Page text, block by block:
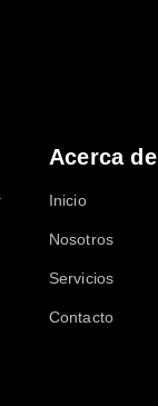
Acerca de
Inicio
Nosotros
Servicios
Contacto